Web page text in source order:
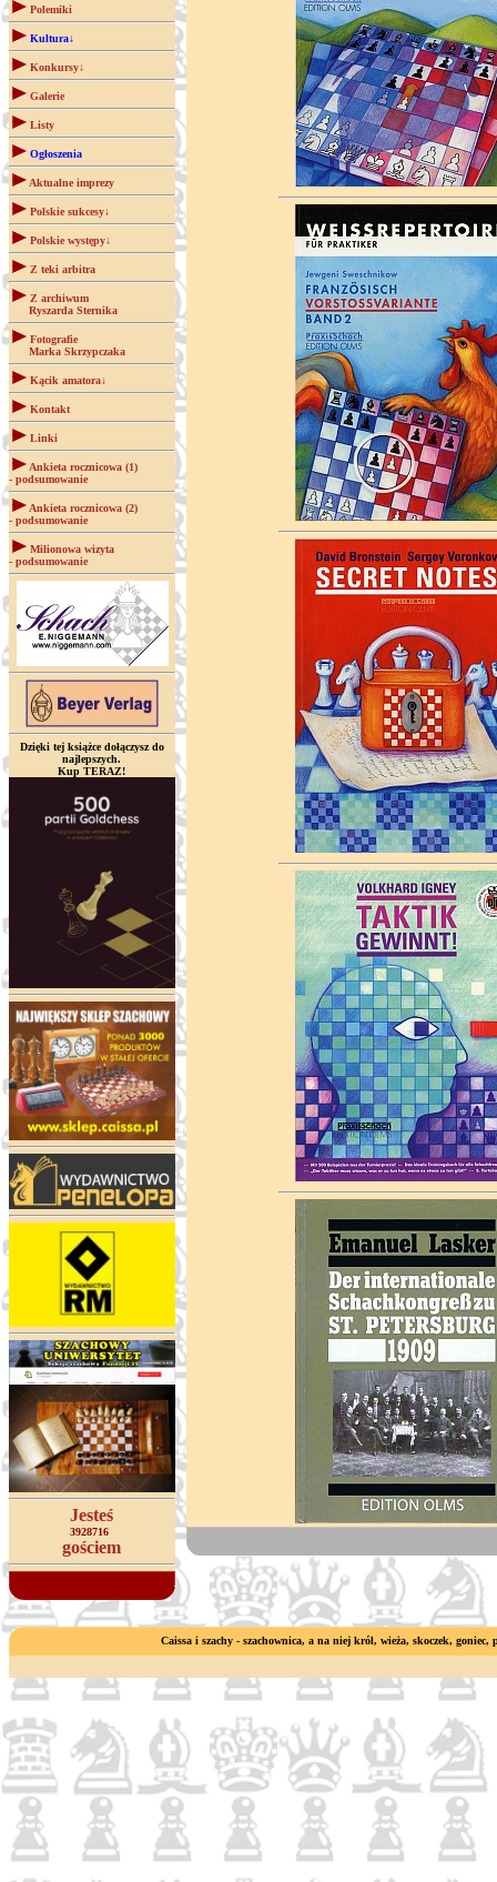
Polemiki
Kultura↓
Konkursy↓
Galerie
Listy
Ogłoszenia
Aktualne imprezy
Polskie sukcesy↓
Polskie występy↓
Z teki arbitra
Z archiwum
Ryszarda Sternika
Fotografie
Marka Skrzypczaka
Kącik amatora↓
Kontakt
Linki
Ankieta rocznicowa (1)
- podsumowanie
Ankieta rocznicowa (2)
- podsumowanie
Milionowa wizyta
- podsumowanie
Dzięki tej książce dołączysz do
najlepszych.
Kup TERAZ!
Jesteś
3928716
gościem
Caissa i szachy - szachownica, a na niej król, wieża, skoczek,